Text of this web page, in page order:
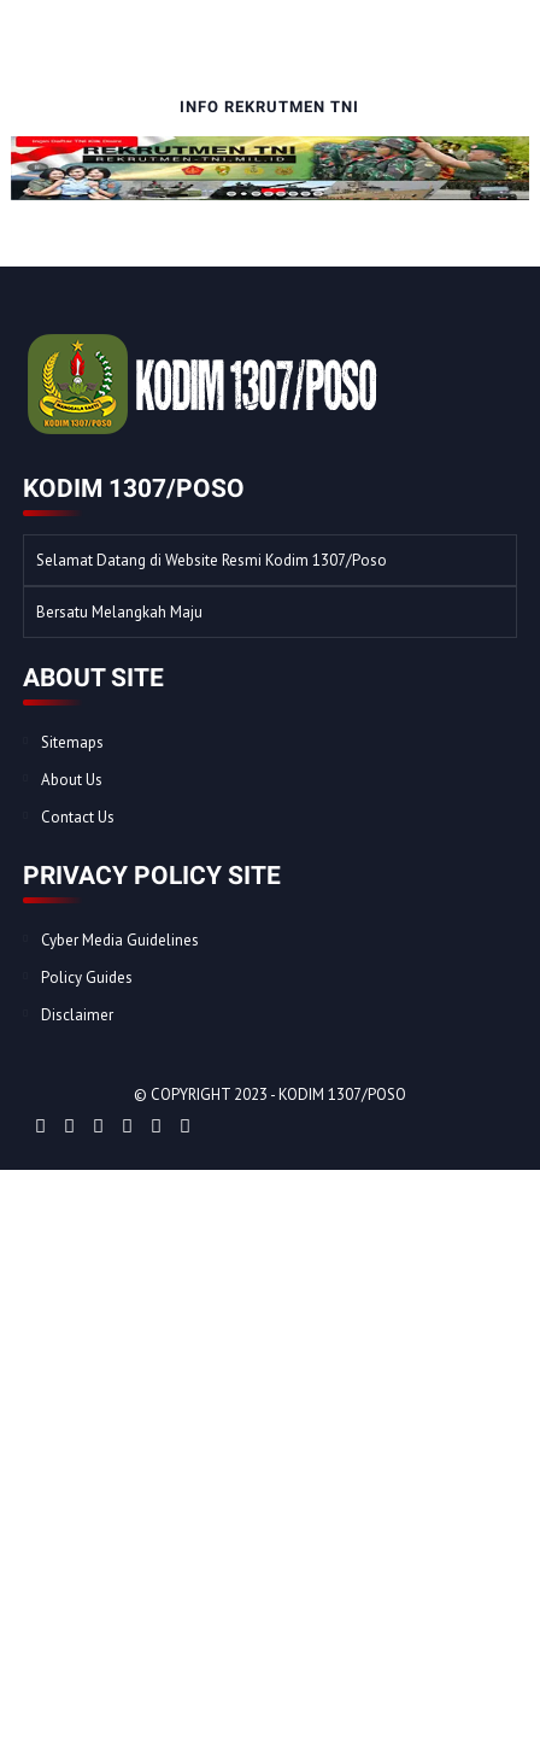
INFO REKRUTMEN TNI
KODIM 1307/POSO
Selamat Datang di Website Resmi Kodim 1307/Poso
Bersatu Melangkah Maju
ABOUT SITE
Sitemaps
About Us
Contact Us
PRIVACY POLICY SITE
Cyber Media Guidelines
Policy Guides
Disclaimer
© COPYRIGHT 2023 -KODIM 1307/POSO